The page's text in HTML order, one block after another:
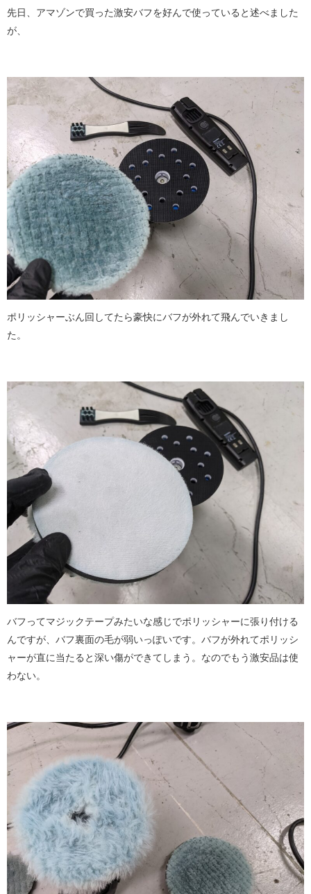
先日、アマゾンで買った激安バフを好んで使っていると述べました
が、
ポリッシャーぶん回してたら豪快にバフが外れて飛んでいきまし
た。
バフってマジックテープみたいな感じでポリッシャーに張り付ける
んですが、バフ裏面の毛が弱いっぽいです。バフが外れてポリッシ
ャーが直に当たると深い傷ができてしまう。なのでもう激安品は使
わない。